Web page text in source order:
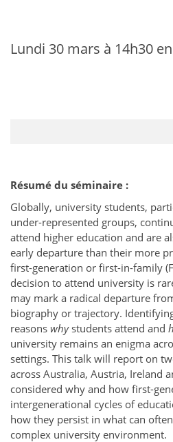
Lundi 30 mars à 14h30
Résumé du séminaire :
Globally, university students,
under-represented groups,
attend higher education and are
early departure than their more
first-generation or first-in-family
decision to attend university is
may mark a radical departure
biography or trajectory.
reasons whystudents attend and
university remains an enigma
settings. This talk will report on
across Australia, Austria, Ireland
considered why and how first-
intergenerational cycles of
how they persist in what can
complex university environment.